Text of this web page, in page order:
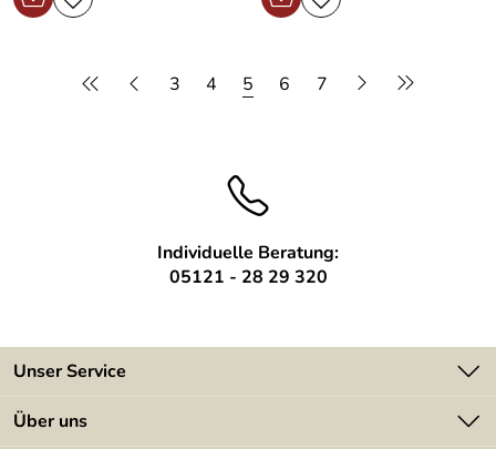
3 4 5 6 7
Individuelle Beratung:
05121 - 28 29 320
Unser Service
Kontakt
Über uns